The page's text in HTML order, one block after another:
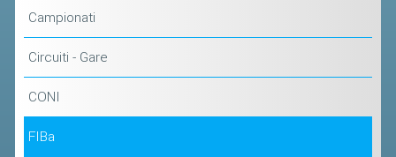
Campionati
Circuiti - Gare
CONI
FIBa